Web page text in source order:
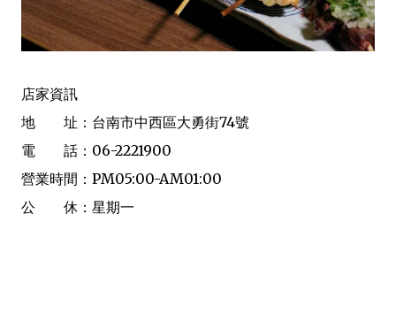
店家資訊
地 址：台南市中西區大勇街74號
電 話：06-2221900
營業時間：PM05:00-AM01:00
公 休：星期一